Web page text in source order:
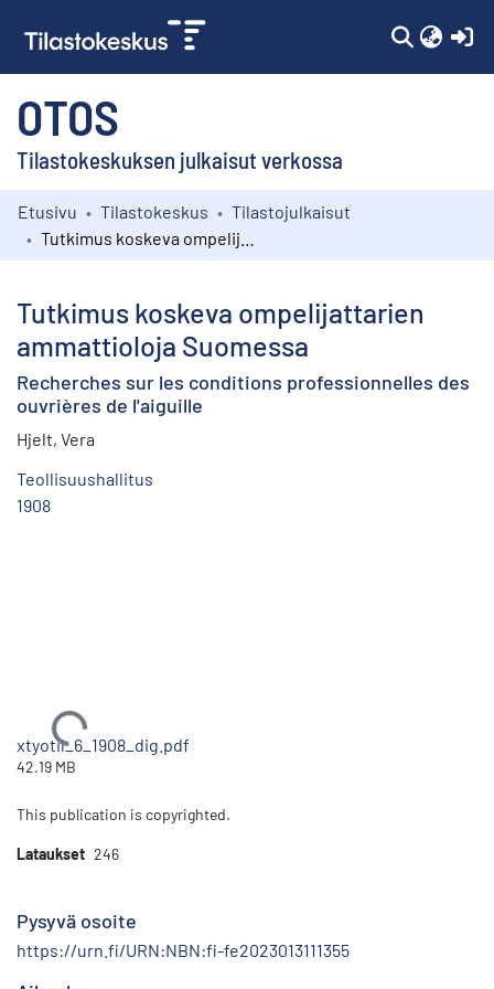
OTOS
Tilastokeskuksen julkaisut verkossa
Kokoelmat
Etusivu Tilastokeskus
Tilastojulkaisut
Tutkimus koskeva ompelijattarien
ammattioloja Suomessa
Recherches sur les conditions professionnelles des
ouvrières de l'aiguille
Hjelt, Vera
Teollisuushallitus
1908
Ladataan...
xtyotil_6_1908_dig.pdf
42.19 MB
This publication is copyrighted.
Lataukset 246
Pysyvä osoite
https://urn.fi/URN:NBN:fi-fe2023013111355